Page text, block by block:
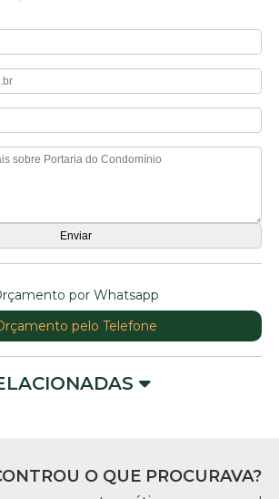
por Whatsapp
pelo Telefone
O QUE PROCURAVA?